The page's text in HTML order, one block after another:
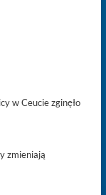
w Ceucie zginęło
zmieniają